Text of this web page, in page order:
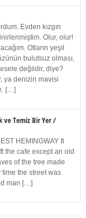
Evden kızgın
Olur, olur!
Otların yeşil
bulutsuz olması,
değildir, diye?
ya denizin mavisi
[…]
ve Temiz Bir Yer /
HEMINGWAY It
the cafe except an old
of the tree made
the street was
man […]